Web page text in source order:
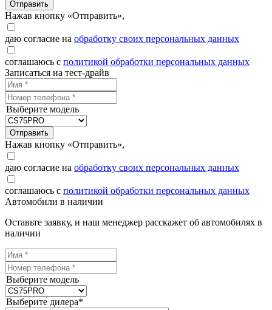
Отправить
Нажав кнопку «Отправить»,
даю согласие на обработку своих персональных данных
соглашаюсь с политикой обработки персональных данных
Записаться на тест-драйв
Выберите модель
Отправить
Нажав кнопку «Отправить»,
даю согласие на обработку своих персональных данных
соглашаюсь с политикой обработки персональных данных
Автомобили в наличии
Оставьте заявку, и наш менеджер расскажет об автомобилях в
наличии
Выберите модель
Выберите дилера*